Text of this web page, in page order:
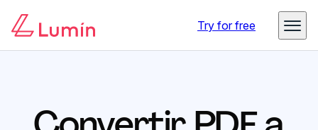
Try for free